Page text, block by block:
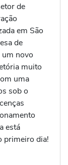
de
em São
de
novo
muito
uma
sob o
está
primeiro dia!